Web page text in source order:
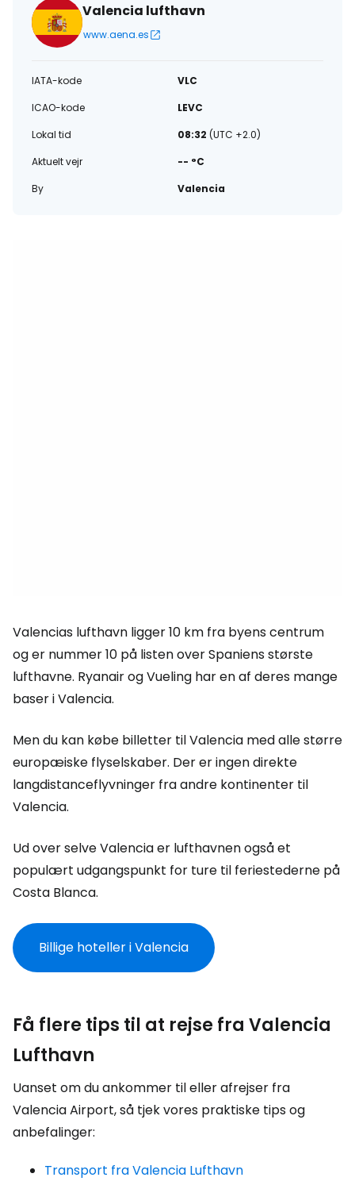
Valencia lufthavn
www.aena.es
IATA-kode
VLC
ICAO-kode
LEVC
Lokal tid
08:32 (UTC +2.0)
Aktuelt vejr
-- °C
By
Valencia
Valencias lufthavn ligger 10 km fra byens centrum
og er nummer 10 på listen over Spaniens største
lufthavne. Ryanair og Vueling har en af deres mange
baser i Valencia.
Men du kan købe billetter til Valencia med alle større
europæiske flyselskaber. Der er ingen direkte
langdistanceflyvninger fra andre kontinenter til
Valencia.
Ud over selve Valencia er lufthavnen også et
populært udgangspunkt for ture til feriestederne på
Costa Blanca.
Billige hoteller i Valencia
Få flere tips til at rejse fra Valencia
Lufthavn
Uanset om du ankommer til eller afrejser fra
Valencia Airport, så tjek vores praktiske tips og
anbefalinger:
Transport fra Valencia Lufthavn